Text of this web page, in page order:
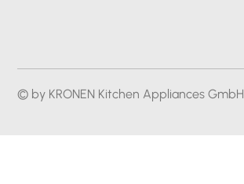
© by KRONEN Kitchen Appliances GmbH